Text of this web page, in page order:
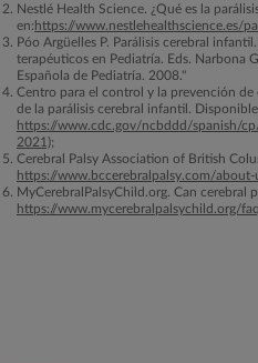
Nestlé Health Science. ¿Qué es la
en: https://www.nestlehealthscience.es/
Póo Argüelles P. Parálisis cerebral
terapéuticos en Pediatría. Eds. Narbona
Española de Pediatría. 2008."
Centro para el control y la prevención
de la parálisis cerebral infantil.
https://www.cdc.gov/ncbddd/spanish/
2021);
Cerebral Palsy Association of British
https://www.bccerebralpalsy.com/
MyCerebralPalsyChild.org. Can cerebral
https://www.mycerebralpalsychild.org/